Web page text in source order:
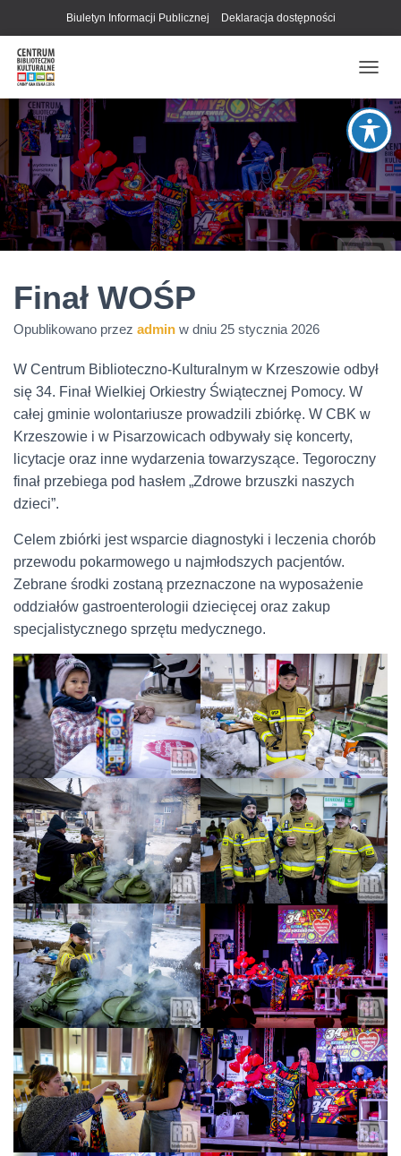
Biuletyn Informacji Publicznej Deklaracja dostępności
R
Z
E
Ł
C
Z
N
A
W
Finał WOŚP
Opublikowano przez admin w dniu 25 stycznia 2026
W Centrum Biblioteczno-Kulturalnym w Krzeszowie odbył
się 34. Finał Wielkiej Orkiestry Świątecznej Pomocy. W
całej gminie wolontariusze prowadzili zbiórkę. W CBK w
Krzeszowie i w Pisarzowicach odbywały się koncerty,
licytacje oraz inne wydarzenia towarzyszące. Tegoroczny
finał przebiega pod hasłem „Zdrowe brzuszki naszych
dzieci”.
Celem zbiórki jest wsparcie diagnostyki i leczenia chorób
przewodu pokarmowego u najmłodszych pacjentów.
Zebrane środki zostaną przeznaczone na wyposażenie
oddziałów gastroenterologii dziecięcej oraz zakup
specjalistycznego sprzętu medycznego.